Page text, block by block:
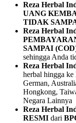
Reza Herbal
UANG
TIDAK
Reza Herbal
SAMPAI
sehingga Anda
Reza Herbal
herbal hingga ke
German,
Hongkong,
Negara Lainnya
Reza Herbal
RESMI dari